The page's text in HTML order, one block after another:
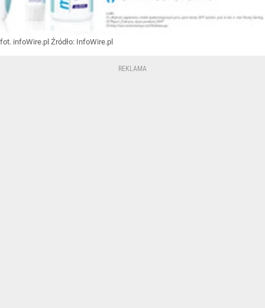
fot. infoWire.pl Źródło: InfoWire.pl